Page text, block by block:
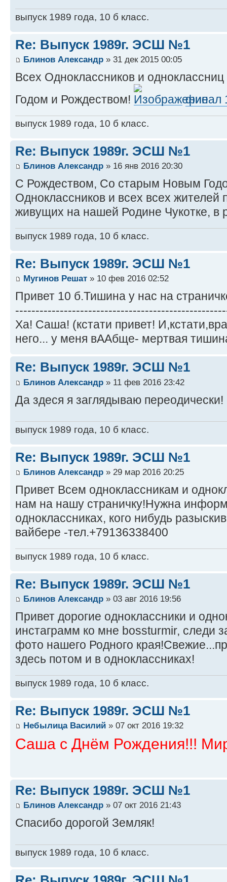
выпуск 1989 года, 10 б класс.
Re: Выпуск 1989г. ЭСШ №1
Блинов Александр » 31 дек 2015 00:05
Всех Одноклассников и
Годом и Рождеством!
финал
выпуск 1989 года, 10 б класс.
Re: Выпуск 1989г. ЭСШ №1
Блинов Александр » 16 янв 2016 20:30
С Рождеством, Со старым Новым
Одноклассников и всех всех
живущих на нашей Родине Чукотке, в
выпуск 1989 года, 10 б класс.
Re: Выпуск 1989г. ЭСШ №1
Мугинов Решат » 10 фев 2016 02:52
Привет 10 б.Тишина у нас на
Ха! Саша! (кстати привет!
него... у меня вААбще- мертвая
Re: Выпуск 1989г. ЭСШ №1
Блинов Александр » 11 фев 2016 23:42
Да здеся я заглядываю переодически!
выпуск 1989 года, 10 б класс.
Re: Выпуск 1989г. ЭСШ №1
Блинов Александр » 29 мар 2016 20:25
Привет Всем одноклассникам и
нам на нашу страничку!Нужна
одноклассниках, кого нибудь
вайбере -тел.+79136338400
выпуск 1989 года, 10 б класс.
Re: Выпуск 1989г. ЭСШ №1
Блинов Александр » 03 авг 2016 19:56
Привет дорогие одноклассники и
инстаграмм ко мне bossturmir, следи
фото нашего Родного
здесь потом и в одноклассниках!
выпуск 1989 года, 10 б класс.
Re: Выпуск 1989г. ЭСШ №1
Небылица Василий » 07 окт 2016 19:32
Саша с Днём Рождения!!!
Re: Выпуск 1989г. ЭСШ №1
Блинов Александр » 07 окт 2016 21:43
Спасибо дорогой Земляк!
выпуск 1989 года, 10 б класс.